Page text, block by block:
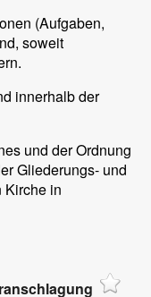
(Aufgaben,
soweit
innerhalb der
und der Ordnung
Gliederungs- und
Kirche in